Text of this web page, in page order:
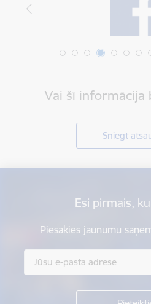
Vai šī informācija
Sniegt
Esi pirmais,
Piesakies jaunumu